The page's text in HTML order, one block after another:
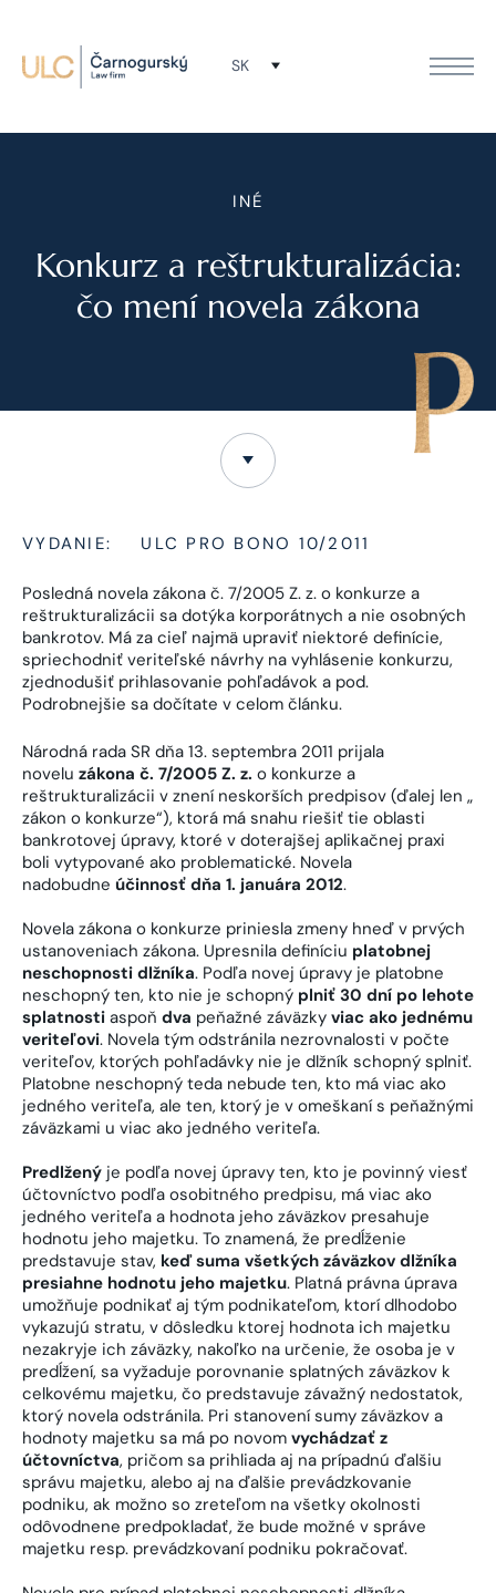
SK
INÉ
Konkurz a reštrukturalizácia:
čo mení novela zákona
VYDANIE: ULC PRO BONO 10/2011
Posledná novela zákona č. 7/2005 Z. z. o konkurze a
reštrukturalizácii sa dotýka korporátnych a nie osobných
bankrotov. Má za cieľ najmä upraviť niektoré definície,
spriechodniť veriteľské návrhy na vyhlásenie konkurzu,
zjednodušiť prihlasovanie pohľadávok a pod.
Podrobnejšie sa dočítate v celom článku.
Národná rada SR dňa 13. septembra 2011 prijala
novelu zákona č. 7/2005 Z. z. o konkurze a
reštrukturalizácii v znení neskorších predpisov (ďalej len „
zákon o konkurze“), ktorá má snahu riešiť tie oblasti
bankrotovej úpravy, ktoré v doterajšej aplikačnej praxi
boli vytypované ako problematické. Novela
nadobudne účinnosť dňa 1. januára 2012.
Novela zákona o konkurze priniesla zmeny hneď v prvých
ustanoveniach zákona. Upresnila definíciu platobnej
neschopnosti dlžníka. Podľa novej úpravy je platobne
neschopný ten, kto nie je schopný plniť 30 dní po lehote
splatnosti aspoň dva peňažné záväzky viac ako jednému
veriteľovi. Novela tým odstránila nezrovnalosti v počte
veriteľov, ktorých pohľadávky nie je dlžník schopný splniť.
Platobne neschopný teda nebude ten, kto má viac ako
jedného veriteľa, ale ten, ktorý je v omeškaní s peňažnými
záväzkami u viac ako jedného veriteľa.
Predlžený je podľa novej úpravy ten, kto je povinný viesť
účtovníctvo podľa osobitného predpisu, má viac ako
jedného veriteľa a hodnota jeho záväzkov presahuje
hodnotu jeho majetku. To znamená, že predĺženie
predstavuje stav, keď suma všetkých záväzkov dlžníka
presiahne hodnotu jeho majetku. Platná právna úprava
umožňuje podnikať aj tým podnikateľom, ktorí dlhodobo
vykazujú stratu, v dôsledku ktorej hodnota ich majetku
nezakryje ich záväzky, nakoľko na určenie, že osoba je v
predĺžení, sa vyžaduje porovnanie splatných záväzkov k
celkovému majetku, čo predstavuje závažný nedostatok,
ktorý novela odstránila. Pri stanovení sumy záväzkov a
hodnoty majetku sa má po novom vychádzať z
účtovníctva, pričom sa prihliada aj na prípadnú ďalšiu
správu majetku, alebo aj na ďalšie prevádzkovanie
podniku, ak možno so zreteľom na všetky okolnosti
odôvodnene predpokladať, že bude možné v správe
majetku resp. prevádzkovaní podniku pokračovať.